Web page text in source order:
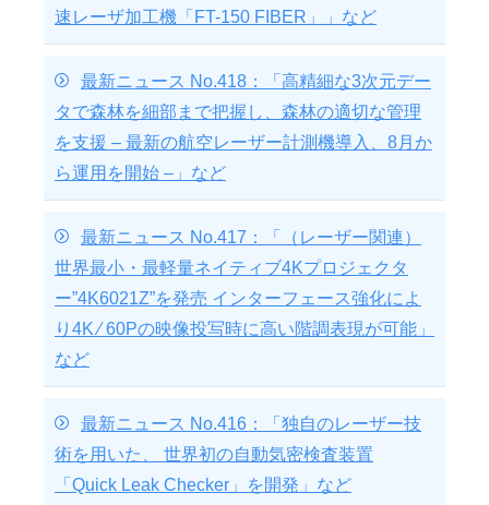
速レーザ加工機「FT-150 FIBER」」など
最新ニュース No.418：「高精細な3次元デー
タで森林を細部まで把握し、森林の適切な管理
を支援 – 最新の航空レーザー計測機導入、8月か
ら運用を開始 –」など
最新ニュース No.417：「（レーザー関連）
世界最小・最軽量ネイティブ4Kプロジェクタ
ー”4K6021Z”を発売 インターフェース強化によ
り4K ⁄ 60Pの映像投写時に高い階調表現が可能」
など
最新ニュース No.416：「独自のレーザー技
術を用いた、 世界初の自動気密検査装置
「Quick Leak Checker」を開発」など